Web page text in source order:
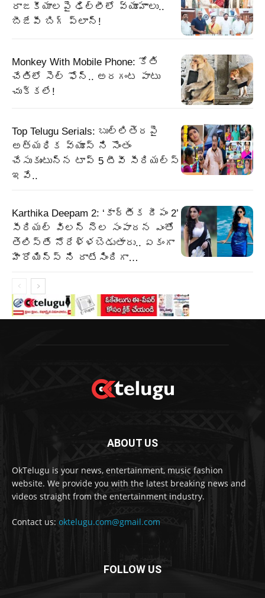
రాజకీయాలపై ఢిల్లీలో వ్యూహాలు..
బీజేపీ బిగ్‌ ప్లాన్‌!
Monkey With Mobile Phone: కోతి
చేతిలో సెల్ ఫోన్.. అరగంట పాటు
చుక్కలే!
Top Telugu Serials: బుల్లితెరపై
అత్యధిక వ్యూస్ ని సొంతం
చేసుకుంటున్న టాప్ 5 టీవీ సీరియల్స్
ఇవే..
Karthika Deepam 2: ‘కార్తీక దీపం 2’
సీరియల్ విలన్ నెల సంపాదన ఎంతో
తెలిస్తే నోరేళ్ళబెడుతారు.. ఏకంగా
హీరోయిన్స్ ని దాటేసిందిగా…
ABOUT US
OkTelugu is your news, entertainment, music fashion
website. We provide you with the latest breaking news and
videos straight from the entertainment industry.
Contact us: oktelugu.com@gmail.com
FOLLOW US